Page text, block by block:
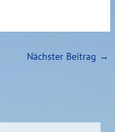
Nächster Beitrag →